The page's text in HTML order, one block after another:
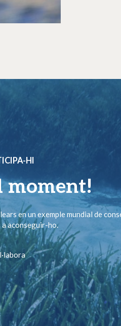
HI
moment!
en un exemple mundial de
a aconseguir-ho.